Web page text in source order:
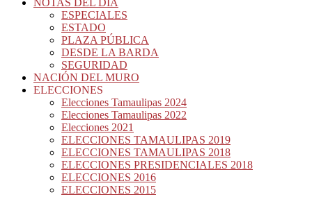
NOTAS DEL DÍA
ESPECIALES
ESTADO
PLAZA PÚBLICA
DESDE LA BARDA
SEGURIDAD
NACIÓN DEL MURO
ELECCIONES
Elecciones Tamaulipas 2024
Elecciones Tamaulipas 2022
Elecciones 2021
ELECCIONES TAMAULIPAS 2019
ELECCIONES TAMAULIPAS 2018
ELECCIONES PRESIDENCIALES 2018
ELECCIONES 2016
ELECCIONES 2015